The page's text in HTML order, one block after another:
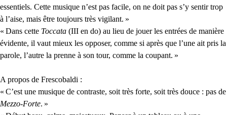
essentiels. Cette musique n’est pas facile, on ne doit pas s’y sentir trop
à l’aise, mais être toujours très vigilant. »
« Dans cette Toccata (III en do) au lieu de jouer les entrées de manière
évidente, il vaut mieux les opposer, comme si après que l’une ait pris la
parole, l’autre la prenne à son tour, comme la coupant. »
A propos de Frescobaldi :
« C’est une musique de contraste, soit très forte, soit très douce : pas de
Mezzo-Forte. »